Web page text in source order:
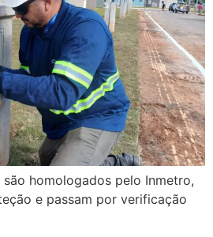
homologados pelo Inmetro,
e passam por verificação